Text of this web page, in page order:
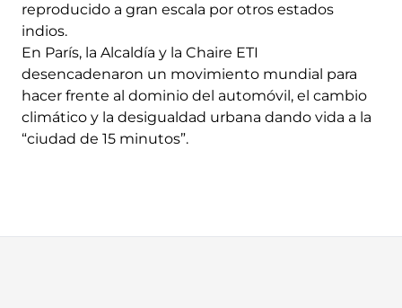
reproducido a gran escala por otros estados
indios.
En París, la Alcaldía y la Chaire ETI
desencadenaron un movimiento mundial para
hacer frente al dominio del automóvil, el cambio
climático y la desigualdad urbana dando vida a la
“ciudad de 15 minutos”.